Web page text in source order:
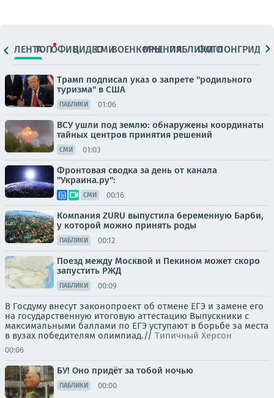
ЛЕНТАТОПОФИЦ.ВИДЕОСМИВОЕНКОРЫМНЕНИЯПАБЛИКИ
ФОТОЛОНГРИДЫ
Трамп подписал указ о запрете "родильного
туризма" в США
ПАБЛИКИ 01:06
ВСУ ушли под землю: обнаружены координаты
тайных центров принятия решений
СМИ 01:03
Фронтовая сводка за день от канала
"Украина.ру":
СМИ 00:16
Компания ZURU выпустила беременную Барби,
у которой можно принять роды
ПАБЛИКИ 00:12
Поезд между Москвой и Пекином может скоро
запустить РЖД
ПАБЛИКИ 00:09
В Госдуму внесут законопроект об отмене ЕГЭ и замене его
на государственную итоговую аттестацию Выпускники с
максимальными баллами по ЕГЭ уступают в борьбе за места
в вузах победителям олимпиад.// Типичный Херсон
00:06
БУ! Оно придёт за тобой ночью
ПАБЛИКИ 00:00